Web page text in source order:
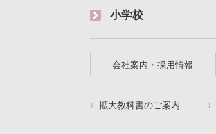
小学校
会社案内・採用情報
拡大教科書のご案内